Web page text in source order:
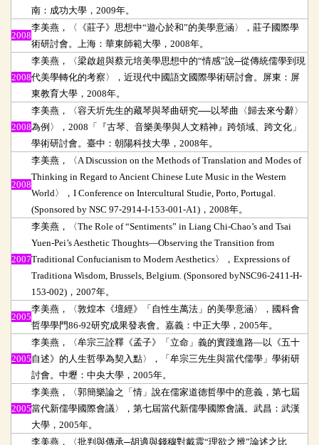
南：成功大學，2009年。
2008
李美燕，〈《莊子》思想中“遊心於和”的美學意涵〉，莊子國際學
術研討會。上海：華東師範大學，2008年。
2008
李美燕，〈梁啟超與蔡元培美學思想中的“情感”說─從傳統儒學到現
代美學轉化的考察〉，近現代中國語文國際學術研討會。屏東：屏
東教育大學，2008年。
2008
李美燕，〈容天圻先生的藏琴與琴曲研究──以琴曲〈歸去來兮辭〉
為例〉，2008「『古琴、音樂美學與人文精神』跨領域、跨文化」
學術研討會。臺中：朝陽科技大學，2008年。
2008
李美燕，〈A Discussion on the Methods of Translation and Modes of
Thinking in Regard to Ancient Chinese Lute Music in the Western
World〉，I Conference on Intercultural Studie, Porto, Portugal.
(Sponsored by NSC 97-2914-I-153-001-A1)，2008年。
2007
李美燕，〈The Role of “Sentiments” in Liang Chi-Chao’s and Tsai
Yuen-Pei’s Aesthetic Thoughts—Observing the Transition from
Traditional Confucianism to Modern Aesthetics〉，Expressions of
Traditiona Wisdom, Brussels, Belgium. (Sponsored byNSC96-2411-H-
153-002)，2007年。
2005
李美燕，〈敦煌本《壇經》「自性生萬法」的美學意涵〉，國科會
哲學學門86-92研究成果發表會。嘉義：中正大學，2005年。
2005
李美燕，〈牟宗三詮釋《孟子》「立命」義的實踐進路—以《五十
自述》的人生哲學為契入點〉，「牟宗三先生與當代儒學」學術研
討會。中壢：中央大學，2005年。
2005
李美燕，〈郭簡樂論之「情」說在儒家道德哲學中的意義，第七屆
當代新儒學國際會議〉，第七屆當代新儒學國際會議。武昌：武漢
大學，2005年。
李美燕，〈批判與傳承─胡適與錢穆對戴震“理欲之辨”論述之比